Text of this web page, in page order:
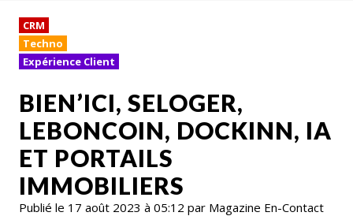
CRM
Techno
Expérience Client
BIEN’ICI, SELOGER,
LEBONCOIN, DOCKINN, IA
ET PORTAILS
IMMOBILIERS
Publié le 17 août 2023 à 05:12 par Magazine En-Contact